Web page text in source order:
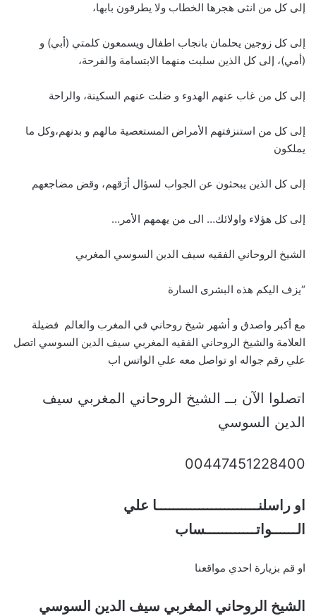
إلى كل من انثى هجرها الخطاب ولا يطرقون بابها،
إلى كل زوجين يحلمان بانجاب اطفال ويسمعون كلمتي (أبي) و
(أمي)، إلى كل الذين سلبت منهما الابتسامة والفرحة،
إلى كل من غاب عنهم الهدوء و ضلت عنهم السكينة، والراحة
إلى كل من استنزفتهم الأمراض المستعصية مالهم و بدنهم،وكل ما
يملكون
إلى كل الذين يبحثون عن الجواب لسؤال أرَقهم، وقض مضاجعهم
إلى كل هؤلاء واولائك… الى من يهمهم الأمر…
الشيخ الروحاني الفقيه سيف الدين السوسي المغربي
“يزف اليكم هذه البشرى السارة
مع أكبر واصدق و أشهر شيخ روحاني في المغرب والعالم فضيلة
العلامة والشيخ الروحاني الفقيه المغربي سيف الدين السوسي اتصل
علي رقم جواله او تواصل معه علي الواتس اب
اتصلوا الآن بــ الشيخ الروحاني المغربي سيف
الدين السوسي
00447451228400
او راسلنــــــــــــــــــــــــا علي
الــــــواتــــــــــــساب
او قم بزيارة احدي مواقعنا
الشيخ الروحاني المغربي سيف الدين السوسي